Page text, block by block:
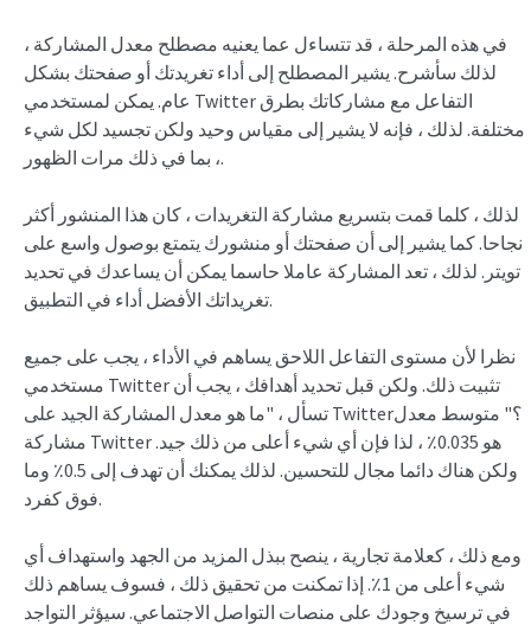
في هذه المرحلة ، قد تتساءل عما يعنيه مصطلح معدل المشاركة ،
لذلك سأشرح. يشير المصطلح إلى أداء تغريدتك أو صفحتك بشكل
عام. يمكن لمستخدمي Twitter التفاعل مع مشاركاتك بطرق
مختلفة. لذلك ، فإنه لا يشير إلى مقياس وحيد ولكن تجسيد لكل شيء
، بما في ذلك مرات الظهور.
لذلك ، كلما قمت بتسريع مشاركة التغريدات ، كان هذا المنشور أكثر
نجاحا. كما يشير إلى أن صفحتك أو منشورك يتمتع بوصول واسع على
تويتر. لذلك ، تعد المشاركة عاملا حاسما يمكن أن يساعدك في تحديد
تغريداتك الأفضل أداء في التطبيق.
نظرا لأن مستوى التفاعل اللاحق يساهم في الأداء ، يجب على جميع
مستخدمي Twitter تثبيت ذلك. ولكن قبل تحديد أهدافك ، يجب أن
تسأل ، "ما هو معدل المشاركة الجيد على Twitter؟" متوسط معدل
مشاركة Twitter هو 0.035٪ ، لذا فإن أي شيء أعلى من ذلك جيد.
ولكن هناك دائما مجال للتحسين. لذلك يمكنك أن تهدف إلى 0.5٪ وما
فوق كفرد.
ومع ذلك ، كعلامة تجارية ، ينصح ببذل المزيد من الجهد واستهداف أي
شيء أعلى من 1٪. إذا تمكنت من تحقيق ذلك ، فسوف يساهم ذلك
في ترسيخ وجودك على منصات التواصل الاجتماعي. سيؤثر التواجد